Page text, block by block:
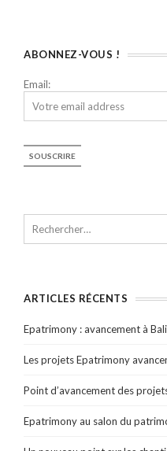
ABONNEZ-VOUS !
Email:
ARTICLES RÉCENTS
Epatrimony : avancement à
Les projets Epatrimony
Point d’avancement des
Epatrimony au salon du